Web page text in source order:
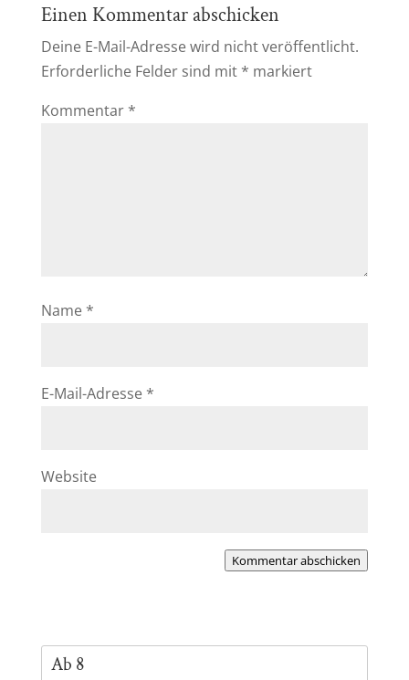
Einen Kommentar abschicken
Deine E-Mail-Adresse wird nicht veröffentlicht.
Erforderliche Felder sind mit * markiert
Kommentar *
Name *
E-Mail-Adresse *
Website
Kommentar abschicken
Ab 8